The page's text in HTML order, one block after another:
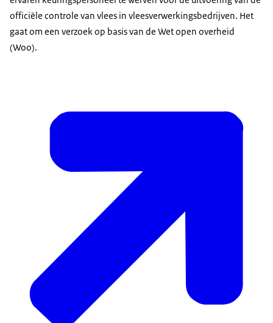
officiële controle van vlees in vleesverwerkingsbedrijven. Het
gaat om een verzoek op basis van de Wet open overheid
(Woo).